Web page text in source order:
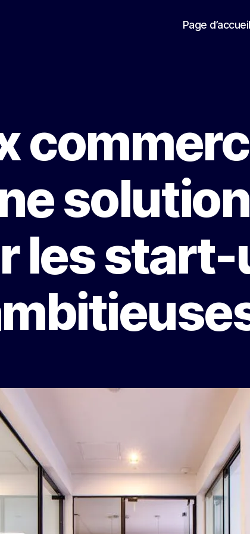
Page d’accueil
les